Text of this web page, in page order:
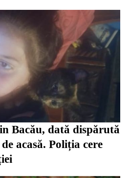
Bacău, dată dispărută
acasă. Poliția cere